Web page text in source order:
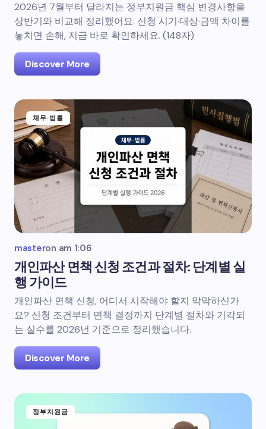
2026년 7월부터 달라지는 정부지원금 핵심 변경사항을
상반기와 비교해 정리했어요. 신청 시기·대상·금액 차이를
놓치면 손해, 지금 바로 확인하세요. (148자)
Discover More
채무·법률
masteron am 1:06
개인파산 면책 신청 조건과 절차: 단계별 실
행 가이드
개인파산 면책 신청, 어디서 시작해야 할지 막막하신가
요? 신청 조건부터 면책 결정까지 단계별 절차와 기각되
는 실수를 2026년 기준으로 정리했습니다.
Discover More
정부지원금